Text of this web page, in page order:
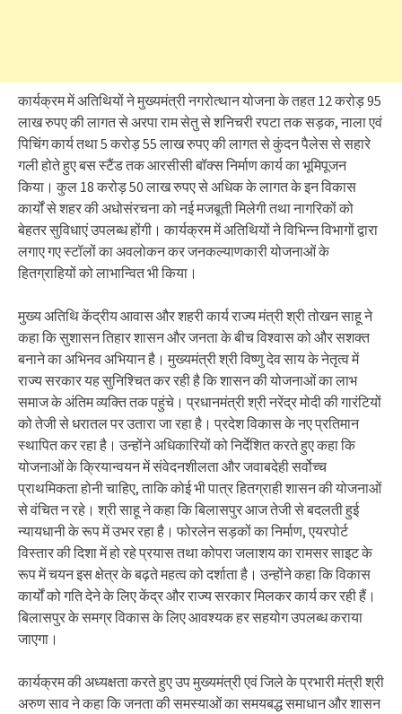
कार्यक्रम में अतिथियों ने मुख्यमंत्री नगरोत्थान योजना के तहत 12 करोड़ 95
लाख रुपए की लागत से अरपा राम सेतु से शनिचरी रपटा तक सड़क, नाला एवं
पिचिंग कार्य तथा 5 करोड़ 55 लाख रुपए की लागत से कुंदन पैलेस से सहारे
गली होते हुए बस स्टैंड तक आरसीसी बॉक्स निर्माण कार्य का भूमिपूजन
किया। कुल 18 करोड़ 50 लाख रुपए से अधिक के लागत के इन विकास
कार्यों से शहर की अधोसंरचना को नई मजबूती मिलेगी तथा नागरिकों को
बेहतर सुविधाएं उपलब्ध होंगी। कार्यक्रम में अतिथियों ने विभिन्न विभागों द्वारा
लगाए गए स्टॉलों का अवलोकन कर जनकल्याणकारी योजनाओं के
हितग्राहियों को लाभान्वित भी किया।
मुख्य अतिथि केंद्रीय आवास और शहरी कार्य राज्य मंत्री श्री तोखन साहू ने
कहा कि सुशासन तिहार शासन और जनता के बीच विश्वास को और सशक्त
बनाने का अभिनव अभियान है। मुख्यमंत्री श्री विष्णु देव साय के नेतृत्व में
राज्य सरकार यह सुनिश्चित कर रही है कि शासन की योजनाओं का लाभ
समाज के अंतिम व्यक्ति तक पहुंचे। प्रधानमंत्री श्री नरेंद्र मोदी की गारंटियों
को तेजी से धरातल पर उतारा जा रहा है। प्रदेश विकास के नए प्रतिमान
स्थापित कर रहा है। उन्होंने अधिकारियों को निर्देशित करते हुए कहा कि
योजनाओं के क्रियान्वयन में संवेदनशीलता और जवाबदेही सर्वोच्च
प्राथमिकता होनी चाहिए, ताकि कोई भी पात्र हितग्राही शासन की योजनाओं
से वंचित न रहे। श्री साहू ने कहा कि बिलासपुर आज तेजी से बदलती हुई
न्यायधानी के रूप में उभर रहा है। फोरलेन सड़कों का निर्माण, एयरपोर्ट
विस्तार की दिशा में हो रहे प्रयास तथा कोपरा जलाशय का रामसर साइट के
रूप में चयन इस क्षेत्र के बढ़ते महत्व को दर्शाता है। उन्होंने कहा कि विकास
कार्यों को गति देने के लिए केंद्र और राज्य सरकार मिलकर कार्य कर रही हैं।
बिलासपुर के समग्र विकास के लिए आवश्यक हर सहयोग उपलब्ध कराया
जाएगा।
कार्यक्रम की अध्यक्षता करते हुए उप मुख्यमंत्री एवं जिले के प्रभारी मंत्री श्री
अरुण साव ने कहा कि जनता की समस्याओं का समयबद्ध समाधान और शासन